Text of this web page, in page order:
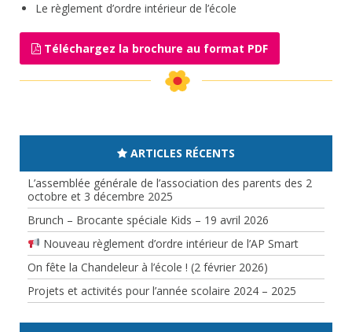
Le règlement d’ordre intérieur de l’école
Téléchargez la brochure au format PDF
ARTICLES RÉCENTS
L’assemblée générale de l’association des parents des 2
octobre et 3 décembre 2025
Brunch – Brocante spéciale Kids – 19 avril 2026
Nouveau règlement d’ordre intérieur de l’AP Smart
On fête la Chandeleur à l’école ! (2 février 2026)
Projets et activités pour l’année scolaire 2024 – 2025